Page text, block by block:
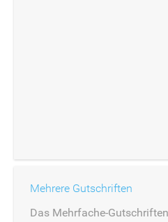
Mehrere Gutschriften
Das Mehrfache-